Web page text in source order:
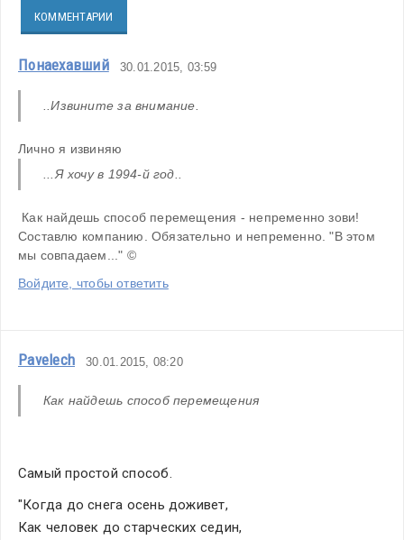
КОММЕНТАРИИ
Понаехавший 30.01.2015, 03:59
..Извините за внимание.
Лично я извиняю
...Я хочу в 1994-й год..
Составлю компанию. Обязательно и непременно. "В этом
мы совпадаем..." ©
Войдите, чтобы ответить
Pavelech 30.01.2015, 08:20
Как найдешь способ перемещения
Самый простой способ.
"Когда до снега осень доживет,
Как человек до старческих седин,